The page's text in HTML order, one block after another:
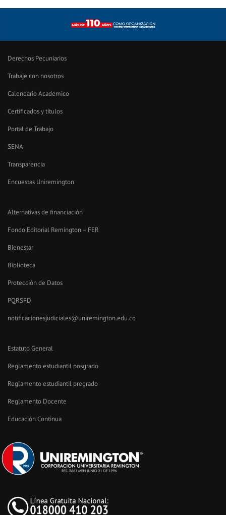
Derechos Pecuniarios
Trabaje con nosotros
Calendario Academico
Certificados y títulos
Portal de Trabajo
SENA
Transparencia
Encuestas Uniremington
Alternativas de financiación
Fondo Editorial Remington – FER
Bienestar
Biblioteca
Protección de Datos
PQRSFD
notificacionesjudiciales@uniremington.edu.co
Estatuto General
Reglamento estudiantil posgrado
Reglamento estudiantil pregrado
Reglamento Docente
Educación Continua